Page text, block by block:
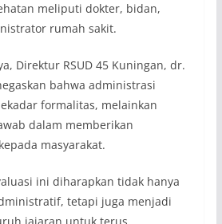
meliputi dokter, bidan,
rumah sakit.
Direktur RSUD 45 Kuningan, dr.
bahwa administrasi
formalitas, melainkan
dalam memberikan
masyarakat.
ini diharapkan tidak hanya
tetapi juga menjadi